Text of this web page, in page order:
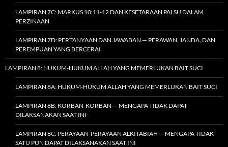
LAMPIRAN 7C: MARKUS 10:11-12 DAN KESETARAAN PALSU DALAM
PERZINAAN
LAMPIRAN 7D: PERTANYAAN DAN JAWABAN — PERAWAN, JANDA, DAN
PEREMPUAN YANG BERCERAI
LAMPIRAN 8: HUKUM-HUKUM ALLAH YANG MEMERLUKAN BAIT SUCI
LAMPIRAN 8A: HUKUM-HUKUM ALLAH YANG MEMERLUKAN BAIT SUCI
LAMPIRAN 8B: KORBAN-KORBAN — MENGAPA TIDAK DAPAT
DILAKSANAKAN SAAT INI
LAMPIRAN 8C: PERAYAAN-PERAYAAN ALKITABIAH — MENGAPA TIDAK
SATU PUN DAPAT DILAKSANAKAN SAAT INI